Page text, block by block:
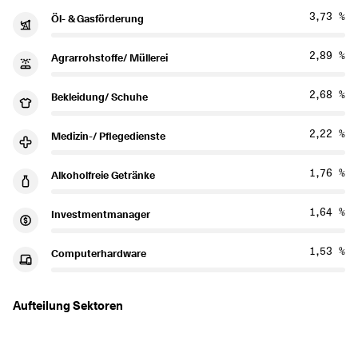
Öl- & Gasförderung 3,73 %
Agrarrohstoffe/ Müllerei 2,89 %
Bekleidung/ Schuhe 2,68 %
Medizin-/ Pflegedienste 2,22 %
Alkoholfreie Getränke 1,76 %
Investmentmanager 1,64 %
Computerhardware 1,53 %
Aufteilung Sektoren